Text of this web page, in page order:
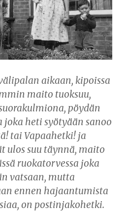
aikaan, kipoissa
maito tuoksuu,
pöydän
joka heti syötyään sanoo
tai Vapaahetki! ja
ulos suu täynnä, maito
ruokatorvessa joka
vatsaan, mutta
ennen hajaantumista
on postinjakohetki.